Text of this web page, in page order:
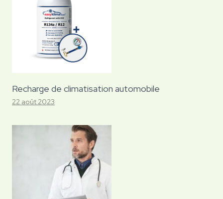
Recharge de climatisation automobile
22 août 2023